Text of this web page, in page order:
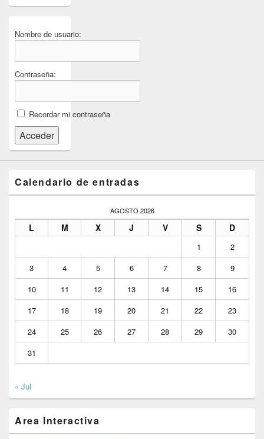
Nombre de usuario:
Contraseña:
Recordar mi contraseña
Acceder
Calendario de entradas
AGOSTO 2026
L M X J V S D
1
2
3
4 5 6 7 8
9
10
11 12 13 14 15
16
17
18 19 20 21 22
23
24
25 26 27 28 29
30
31
« Jul
Area Interactiva